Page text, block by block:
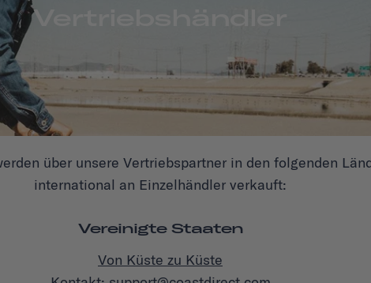
Vertriebshändler
über unsere Vertriebspartner in den folgenden
international an Einzelhändler verkauft:
Vereinigte Staaten
Von Küste zu Küste